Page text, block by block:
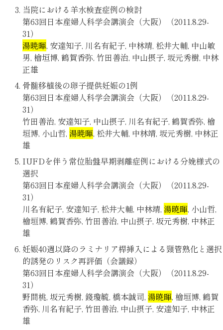
当院における羊水検査症例の検討
第63回日本産婦人科学会講演会（大阪）（2011.8.29-
31）
湯暁暉, 安達知子, 川名有紀子, 中林靖, 松井大輔, 中山敏
男, 檜垣博, 鶴賀香弥, 竹田善治, 中山摂子, 坂元秀樹, 中林
正雄
骨髄移植後の卵子提供妊娠の1例
第63回日本産婦人科学会講演会（大阪）（2011.8.29-
31）
竹田善治, 安達知子, 中山摂子, 川名有紀子, 鶴賀香弥, 檜
垣博, 小山哲, 湯暁暉, 松井大輔, 中林靖, 坂元秀樹, 中林正
雄
IUFDを伴う常位胎盤早期剥離症例における分娩様式の
選択
第63回日本産婦人科学会講演会（大阪）（2011.8.29-
31）
川名有紀子, 安達知子, 松井大輔, 中林靖, 湯暁暉, 小山哲,
檜垣博, 鶴賀香弥, 竹田善治, 中山摂子, 坂元秀樹, 中林正
雄
妊娠40週以降のラミナリア桿挿入による頸管熟化と選択
的誘発のリスク再評価（会議録）
第63回日本産婦人科学会講演会（大阪）（2011.8.29-
31）
野間桃, 坂元秀樹, 錢瓊毓, 橋本誠司, 湯暁暉, 檜垣博, 鶴賀
香弥, 川名有紀子, 竹田善治, 中山摂子, 安達知子, 中林正
雄